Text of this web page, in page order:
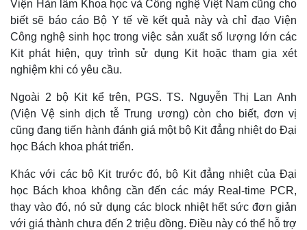
Viện Hàn lâm Khoa học và Công nghệ Việt Nam cũng cho
biết sẽ báo cáo Bộ Y tế về kết quả này và chỉ đạo Viện
Công nghệ sinh học trong việc sản xuất số lượng lớn các
Kit phát hiện, quy trình sử dụng Kit hoặc tham gia xét
nghiệm khi có yêu cầu.
Ngoài 2 bộ Kit kể trên, PGS. TS. Nguyễn Thị Lan Anh
(Viện Vệ sinh dịch tễ Trung ương) còn cho biết, đơn vị
cũng đang tiến hành đánh giá một bộ Kit đẳng nhiệt do Đại
học Bách khoa phát triển.
Khác với các bộ Kit trước đó, bộ Kit đẳng nhiệt của Đại
học Bách khoa không cần đến các máy Real-time PCR,
thay vào đó, nó sử dụng các block nhiệt hết sức đơn giản
với giá thành chưa đến 2 triệu đồng. Điều này có thể hỗ trợ